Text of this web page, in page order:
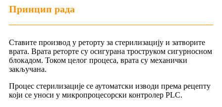
Принцип рада
Ставите производ у реторту за стерилизацију и затворите
врата. Врата реторте су осигурана троструком сигурносном
блокадом. Током целог процеса, врата су механички
закључана.
Процес стерилизације се аутоматски изводи према рецепту
који се уноси у микропроцесорски контролер PLC.